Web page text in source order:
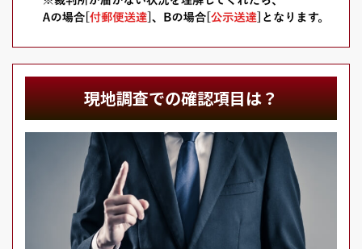
現地調査での確認項目は？